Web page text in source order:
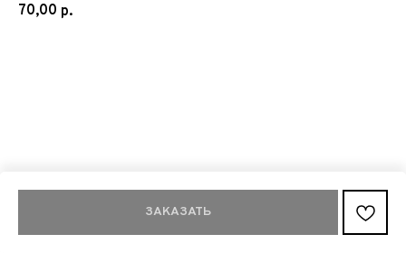
70,00 р.
ЗАКАЗАТЬ